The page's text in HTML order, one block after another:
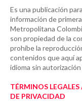
Es una publicación
información de
Metropolitana
son propiedad de la
prohíbe la
contenidos que aquí
idioma sin
TÉRMINOS
DE PRIVACIDAD